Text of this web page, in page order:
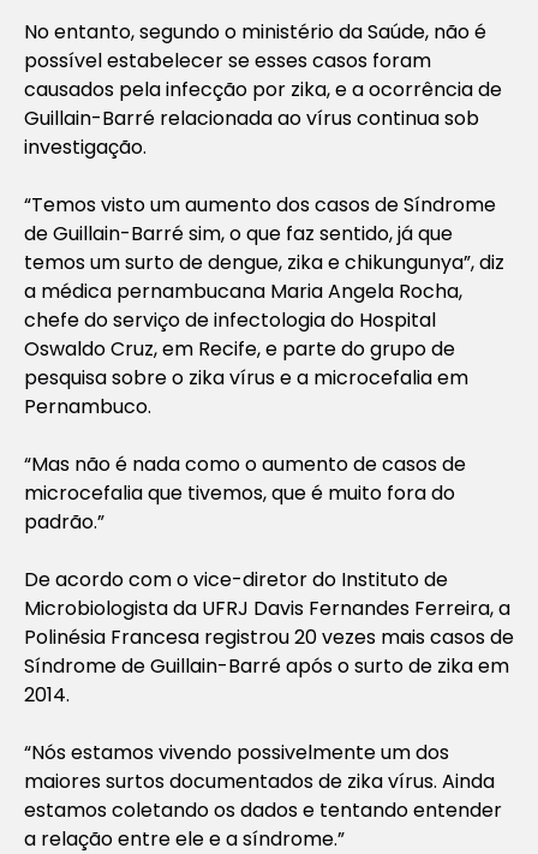
No entanto, segundo o ministério da Saúde, não é
possível estabelecer se esses casos foram
causados pela infecção por zika, e a ocorrência de
Guillain-Barré relacionada ao vírus continua sob
investigação.
“Temos visto um aumento dos casos de Síndrome
de Guillain-Barré sim, o que faz sentido, já que
temos um surto de dengue, zika e chikungunya”, diz
a médica pernambucana Maria Angela Rocha,
chefe do serviço de infectologia do Hospital
Oswaldo Cruz, em Recife, e parte do grupo de
pesquisa sobre o zika vírus e a microcefalia em
Pernambuco.
“Mas não é nada como o aumento de casos de
microcefalia que tivemos, que é muito fora do
padrão.”
De acordo com o vice-diretor do Instituto de
Microbiologista da UFRJ Davis Fernandes Ferreira, a
Polinésia Francesa registrou 20 vezes mais casos de
Síndrome de Guillain-Barré após o surto de zika em
2014.
“Nós estamos vivendo possivelmente um dos
maiores surtos documentados de zika vírus. Ainda
estamos coletando os dados e tentando entender
a relação entre ele e a síndrome.”